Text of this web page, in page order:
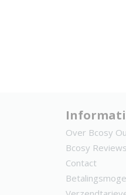
Over Bcosy
Bcosy
Contact